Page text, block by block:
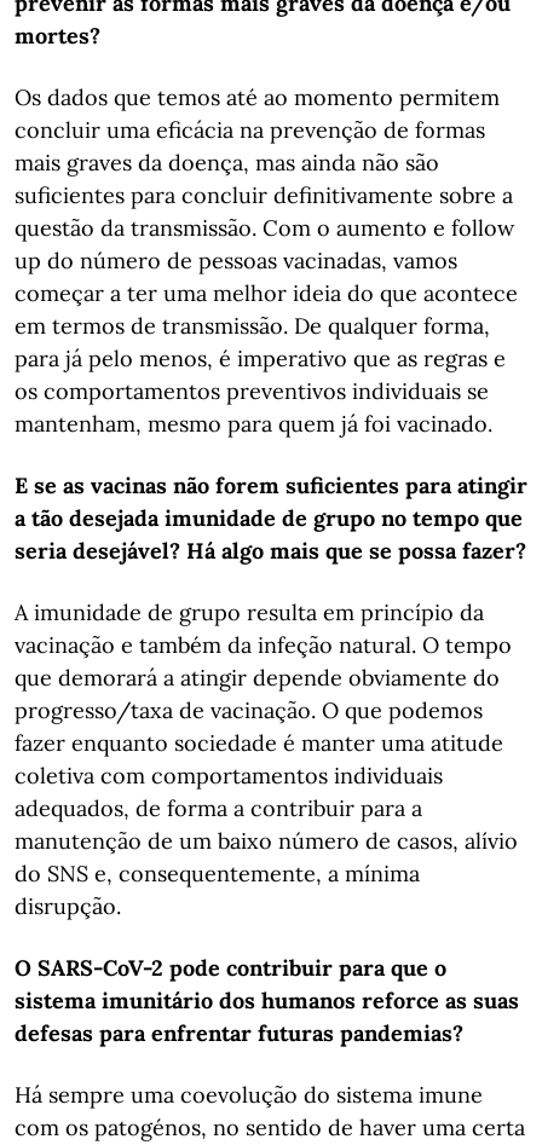
mortes?
Os dados que temos até ao momento permitem
concluir uma eficácia na prevenção de formas
mais graves da doença, mas ainda não são
suficientes para concluir definitivamente sobre a
questão da transmissão. Com o aumento e follow
up do número de pessoas vacinadas, vamos
começar a ter uma melhor ideia do que acontece
em termos de transmissão. De qualquer forma,
para já pelo menos, é imperativo que as regras e
os comportamentos preventivos individuais se
mantenham, mesmo para quem já foi vacinado.
E se as vacinas não forem suficientes para atingir
a tão desejada imunidade de grupo no tempo que
seria desejável? Há algo mais que se possa fazer?
A imunidade de grupo resulta em princípio da
vacinação e também da infeção natural. O tempo
que demorará a atingir depende obviamente do
progresso/taxa de vacinação. O que podemos
fazer enquanto sociedade é manter uma atitude
coletiva com comportamentos individuais
adequados, de forma a contribuir para a
manutenção de um baixo número de casos, alívio
do SNS e, consequentemente, a mínima
disrupção.
O SARS-CoV-2 pode contribuir para que o
sistema imunitário dos humanos reforce as suas
defesas para enfrentar futuras pandemias?
Há sempre uma coevolução do sistema imune
com os patogénos, no sentido de haver uma certa